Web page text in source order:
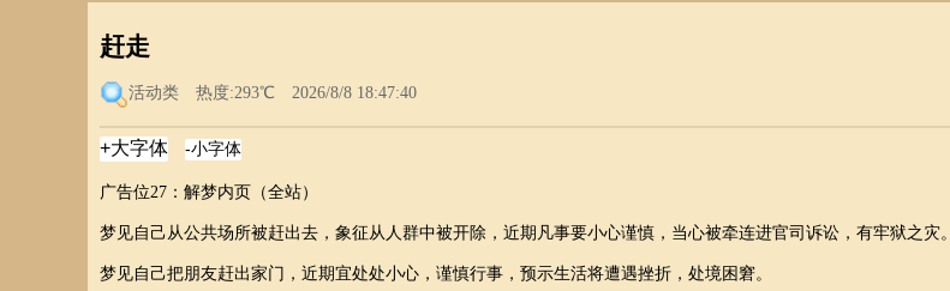
赶走
活动类 热度:293℃ 2026/8/8 18:47:40
广告位27：解梦内页（全站）
梦见自己从公共场所被赶出去，象征从人群中被开除，近期凡事要小心谨慎，当心被牵连进官司诉讼，有牢狱之灾。
梦见自己把朋友赶出家门，近期宜处处小心，谨慎行事，预示生活将遭遇挫折，处境困窘。